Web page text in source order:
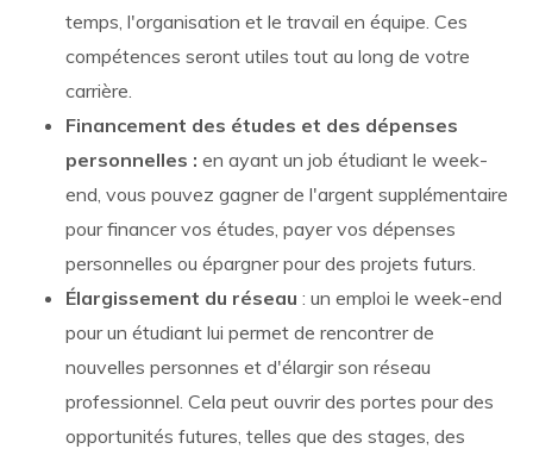
temps, l'organisation et le travail en équipe. Ces
compétences seront utiles tout au long de votre
carrière.
Financement des études et des dépenses
personnelles : en ayant un job étudiant le week-
end, vous pouvez gagner de l'argent supplémentaire
pour financer vos études, payer vos dépenses
personnelles ou épargner pour des projets futurs.
Élargissement du réseau : un emploi le week-end
pour un étudiant lui permet de rencontrer de
nouvelles personnes et d'élargir son réseau
professionnel. Cela peut ouvrir des portes pour des
opportunités futures, telles que des stages, des